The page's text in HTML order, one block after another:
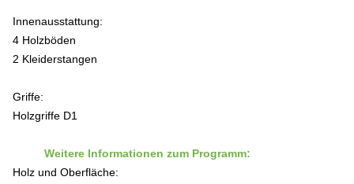
Innenausstattung:
4 Holzböden
2 Kleiderstangen
Griffe:
Holzgriffe D1
Weitere Informationen zum Programm:
Holz und Oberfläche: